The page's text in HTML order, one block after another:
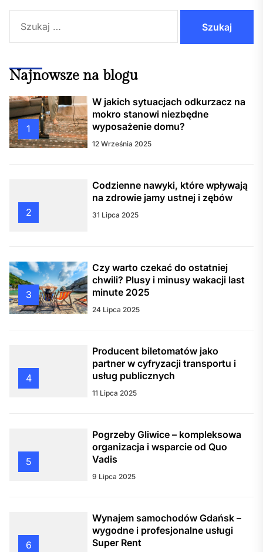
Najnowsze na blogu
1
W jakich sytuacjach odkurzacz na
mokro stanowi niezbędne
wyposażenie domu?
12 Września 2025
2
Codzienne nawyki, które wpływają
na zdrowie jamy ustnej i zębów
31 Lipca 2025
3
Czy warto czekać do ostatniej
chwili? Plusy i minusy wakacji last
minute 2025
24 Lipca 2025
4
Producent biletomatów jako
partner w cyfryzacji transportu i
usług publicznych
11 Lipca 2025
5
Pogrzeby Gliwice – kompleksowa
organizacja i wsparcie od Quo
Vadis
9 Lipca 2025
6
Wynajem samochodów Gdańsk –
wygodne i profesjonalne usługi
Super Rent